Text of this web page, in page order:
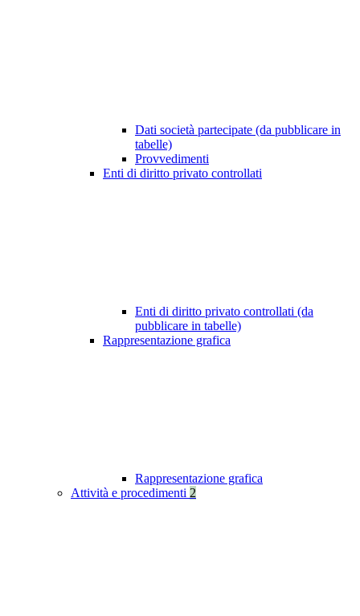
Dati società partecipate (da pubblicare in
tabelle)
Provvedimenti
Enti di diritto privato controllati
Enti di diritto privato controllati (da
pubblicare in tabelle)
Rappresentazione grafica
Rappresentazione grafica
Attività e procedimenti 2